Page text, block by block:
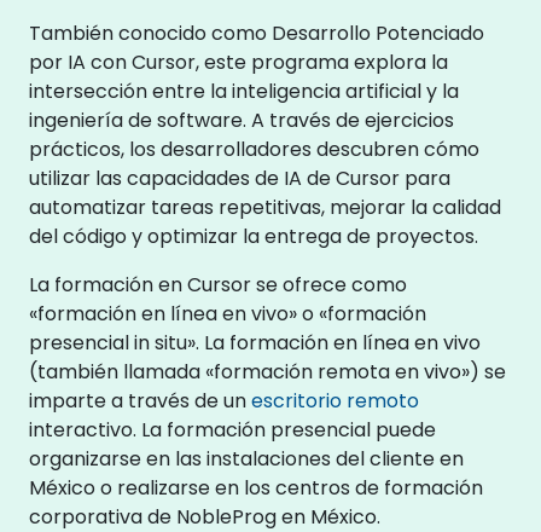
También conocido como Desarrollo Potenciado
por IA con Cursor, este programa explora la
intersección entre la inteligencia artificial y la
ingeniería de software. A través de ejercicios
prácticos, los desarrolladores descubren cómo
utilizar las capacidades de IA de Cursor para
automatizar tareas repetitivas, mejorar la calidad
del código y optimizar la entrega de proyectos.
La formación en Cursor se ofrece como
«formación en línea en vivo» o «formación
presencial in situ». La formación en línea en vivo
(también llamada «formación remota en vivo») se
imparte a través de unescritorio remoto
interactivo. La formación presencial puede
organizarse en las instalaciones del cliente en
México o realizarse en los centros de formación
corporativa de NobleProg en México.